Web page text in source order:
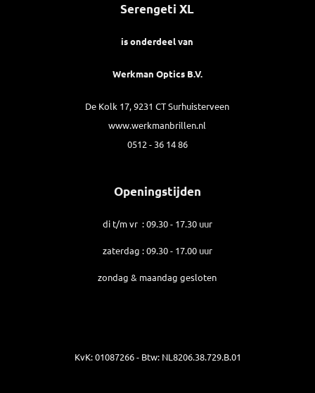
Serengeti XL
is onderdeel van
Werkman Optics B.V.
De Kolk 17, 9231 CT Surhuisterveen
www.werkmanbrillen.nl
0512 - 36 14 86
Openingstijden
di t/m vr : 09.30 - 17.30 uur
zaterdag : 09.30 - 17.00 uur
zondag & maandag gesloten
KvK: 01087266 - Btw: NL8206.38.729.B.01